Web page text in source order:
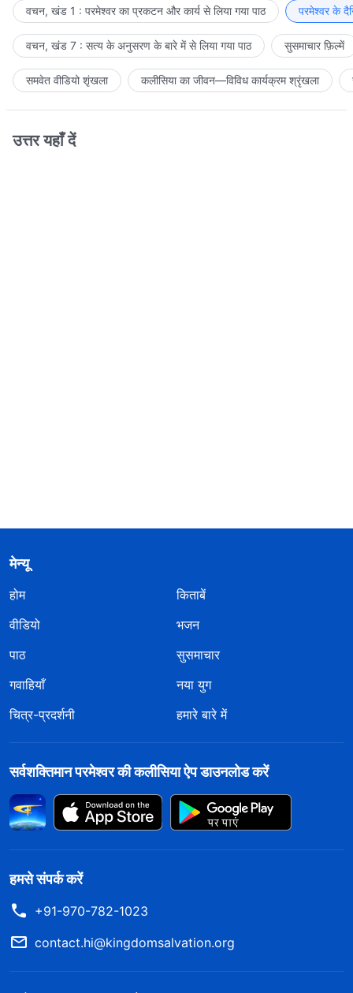
वचन, खंड 1 : परमेश्वर का प्रकटन और कार्य से लिया गया पाठ परमेश्वर के
वचन, खंड 7 : सत्य के अनुसरण के बारे में से लिया गया पाठ सुसमाचार फ़िल्में
समवेत वीडियो शृंखला कलीसिया का जीवन—विविध कार्यक्रम श्रृंखला
उत्तर यहाँ दें
मेन्यू
होम
किताबें
वीडियो
भजन
पाठ
सुसमाचार
गवाहियाँ
नया युग
चित्र-प्रदर्शनी
हमारे बारे में
सर्वशक्तिमान परमेश्वर की कलीसिया ऐप डाउनलोड करें
हमसे संपर्क करें
+91-970-782-1023
contact.hi@kingdomsalvation.org